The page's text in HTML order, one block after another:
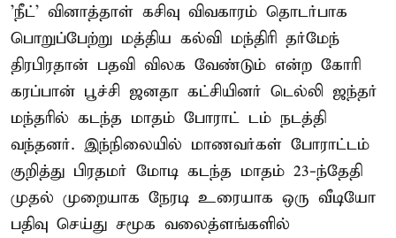
'நீட்' வினாத்தாள் கசிவு விவகாரம் தொடர்பாக
பொறுப்பேற்று மத்திய கல்வி மந்திரி தர்மேந்
திரபிரதான் பதவி விலக வேண்டும் என்ற கோரி
கரப்பான் பூச்சி ஜனதா கட்சியினர் டெல்லி ஜந்தர்
மந்தரில் கடந்த மாதம் போராட் டம் நடத்தி
வந்தனர். இந்நிலையில் மாணவர்கள் போராட்டம்
குறித்து பிரதமர் மோடி கடந்த மாதம் 23-ந்தேதி
முதல் முறையாக நேரடி உரையாக ஒரு வீடியோ
பதிவு செய்து சமூக வலைத்ளங்களில்